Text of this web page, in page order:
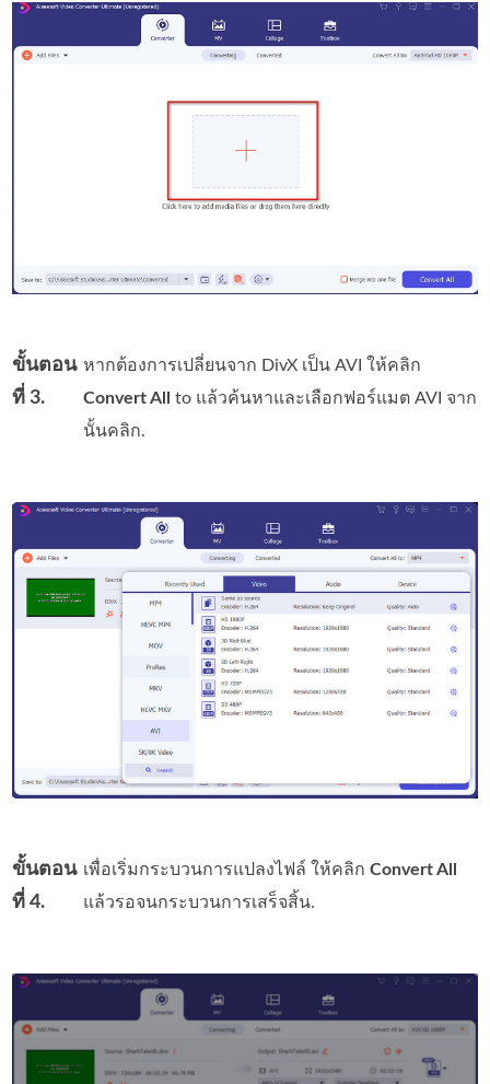
ขั้นตอน
ที่ 3.
หากต้องการเปลี่ยนจาก DivX เป็น AVI ให้คลิก
Convert All
to แล้วค้นหาและเลือกฟอร์แมต AVI จาก
นั้นคลิก.
ขั้นตอน
ที่ 4.
เพื่อเริ่มกระบวนการแปลงไฟล์ ให้คลิกConvert All
แล้วรอจนกระบวนการเสร็จสิ้น.